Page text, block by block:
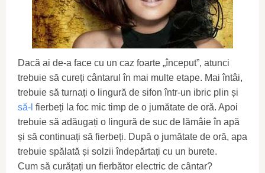
Dacă ai de-a face cu un caz foarte „început”, atunci
trebuie să cureți cântarul în mai multe etape. Mai întâi,
trebuie să turnați o lingură de sifon într-un ibric plin și
să-l fierbeți la foc mic timp de o jumătate de oră. Apoi
trebuie să adăugați o lingură de suc de lămâie în apă
și să continuați să fierbeți. După o jumătate de oră, apa
trebuie spălată și solzii îndepărtați cu un burete.
Cum să curățați un fierbător electric de cântar?